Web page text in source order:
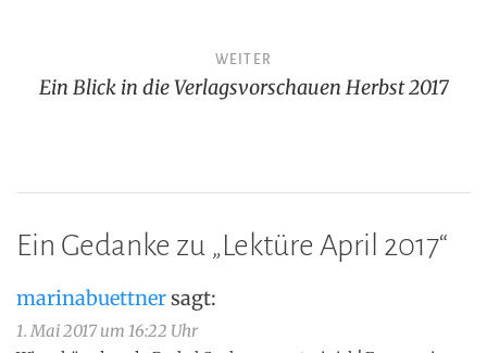
WEITER
Ein Blick in die Verlagsvorschauen Herbst 2017
Ein Gedanke zu „Lektüre April 2017“
marinabuettnersagt:
1. Mai 2017 um 16:22 Uhr